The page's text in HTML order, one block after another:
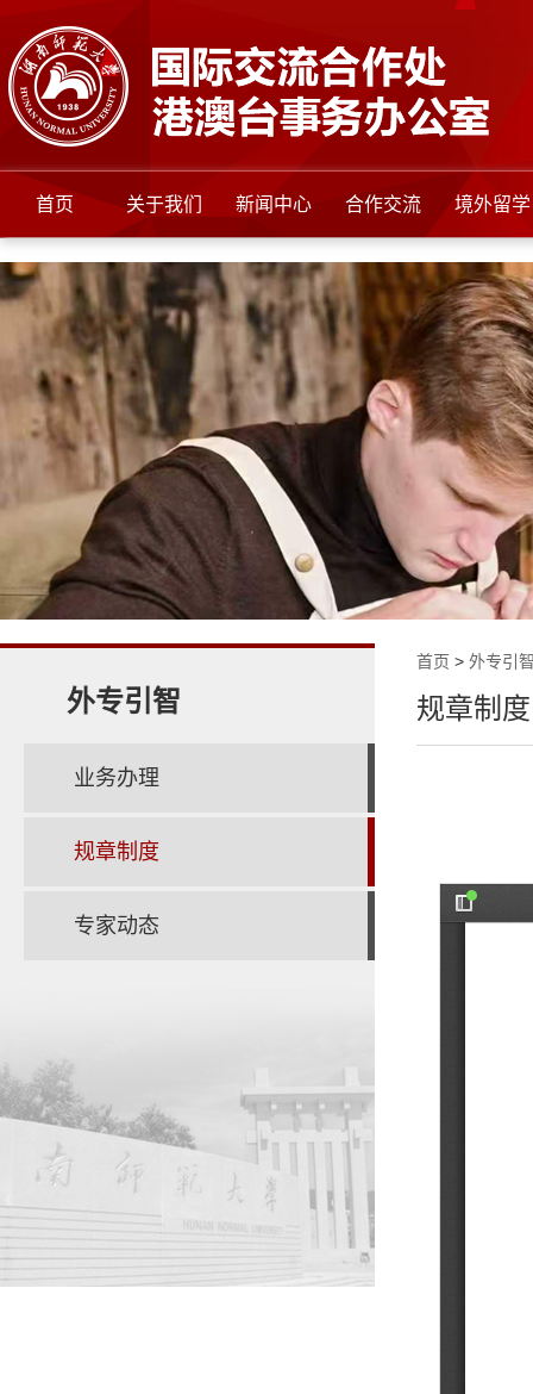
首页 关于我们 新闻中心 合作交流 境外留学
首页 > 外专引
规章制度
外专引智
业务办理
规章制度
专家动态